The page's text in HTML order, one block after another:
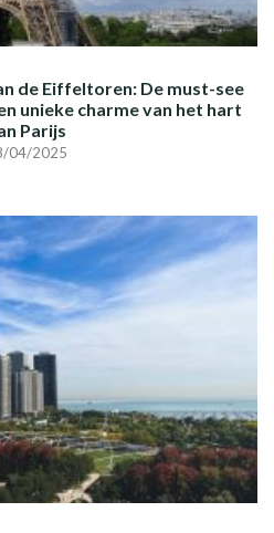
de Eiffeltoren: De must-see
unieke charme van het hart
Parijs
04/2025